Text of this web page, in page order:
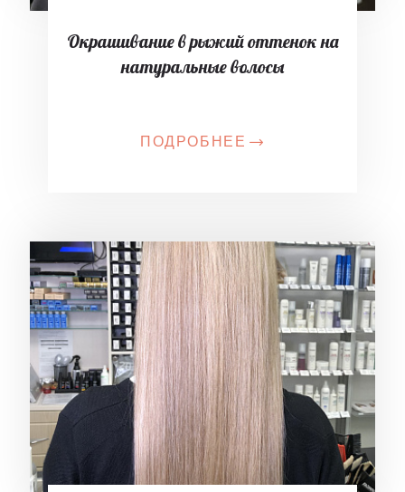
Окрашивание в рыжий оттенок на
натуральные волосы
ПОДРОБНЕЕ